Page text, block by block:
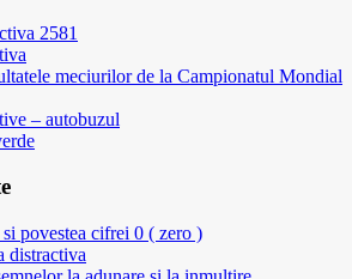
2581
meciurilor de la Campionatul Mondial
– autobuzul
povestea cifrei 0 ( zero )
distractiva